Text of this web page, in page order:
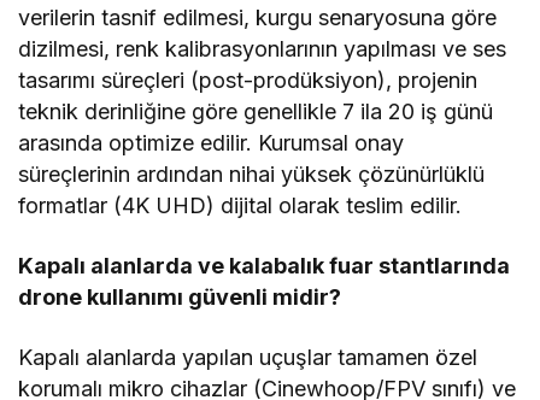
verilerin tasnif edilmesi, kurgu senaryosuna göre
dizilmesi, renk kalibrasyonlarının yapılması ve ses
tasarımı süreçleri (post-prodüksiyon), projenin
teknik derinliğine göre genellikle 7 ila 20 iş günü
arasında optimize edilir. Kurumsal onay
süreçlerinin ardından nihai yüksek çözünürlüklü
formatlar (4K UHD) dijital olarak teslim edilir.
Kapalı alanlarda ve kalabalık fuar stantlarında
drone kullanımı güvenli midir?
Kapalı alanlarda yapılan uçuşlar tamamen özel
korumalı mikro cihazlar (Cinewhoop/FPV sınıfı) ve